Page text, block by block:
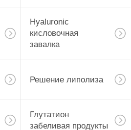
Hyaluronic
кисловочная
завалка
Решение липолиза
Глутатион
забеливая продукты